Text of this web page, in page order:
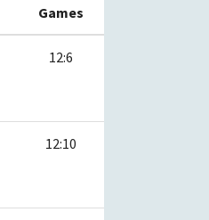
Games
12:6
12:10